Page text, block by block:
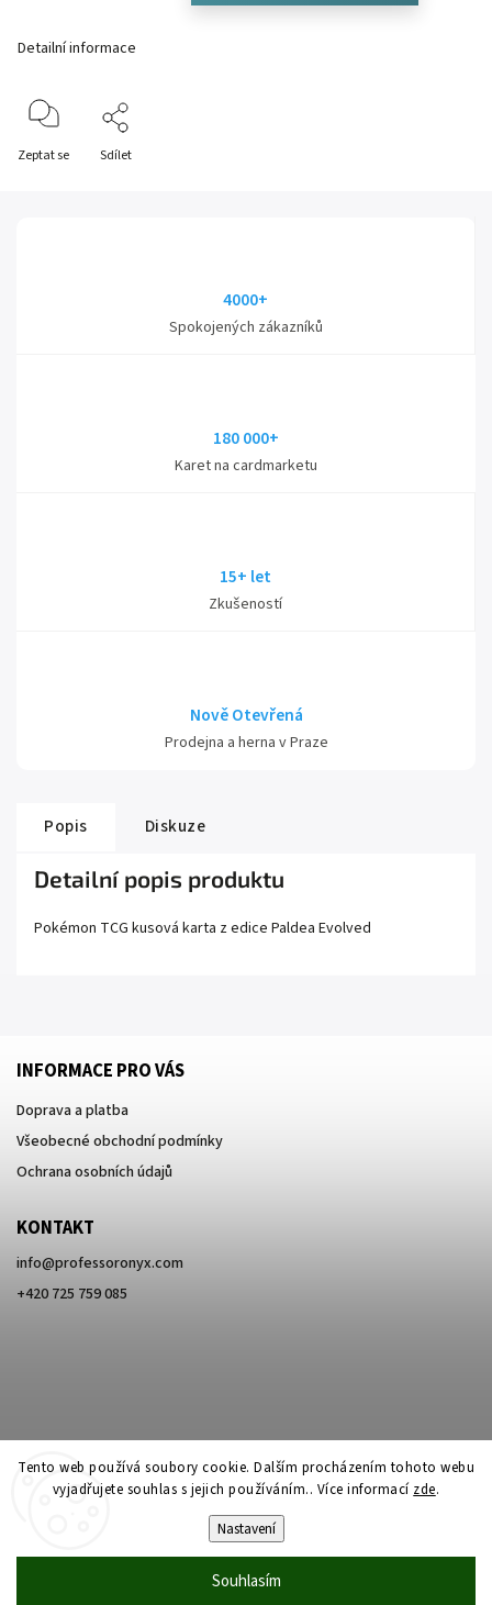
Tento web používá soubory cookie. Dalším procházením tohoto webu
vyjadřujete souhlas s jejich používáním.. Více informací zde.
Nastavení
Souhlasím
Detailní informace
Zeptat se Sdílet
4000+
Spokojených zákazníků
180 000+
Karet na cardmarketu
15+ let
Zkušeností
Nově Otevřená
Prodejna a herna v Praze
Popis Diskuze
Detailní popis produktu
Pokémon TCG kusová karta z edice Paldea Evolved
INFORMACE PRO VÁS
Doprava a platba
Všeobecné obchodní podmínky
Ochrana osobních údajů
KONTAKT
info@professoronyx.com
+420 725 759 085
Professor Onyx. Všechna práva vyhrazena.